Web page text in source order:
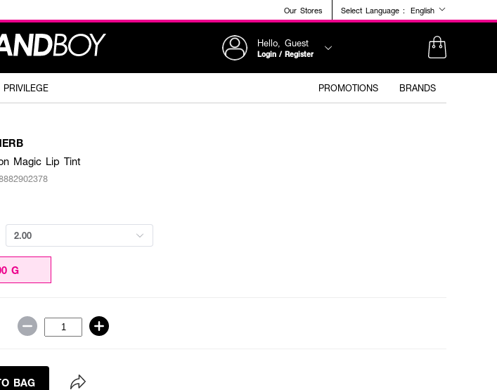
Our Stores Select Language : English
Hello, Guest
Login / Register
PRIVILEGE PROMOTIONS BRANDS
Magic Lip Tint
2.00
G
BAG